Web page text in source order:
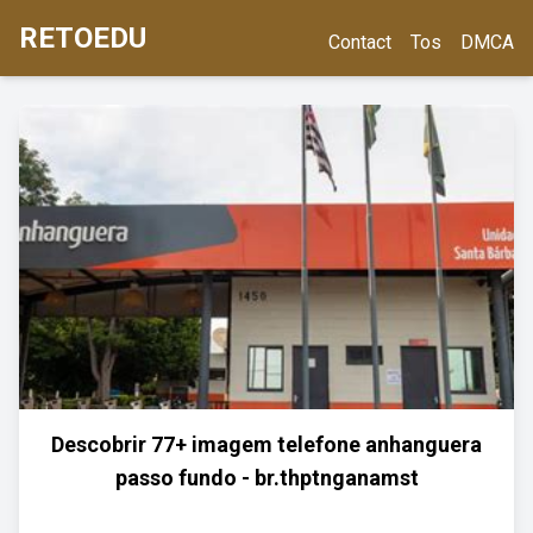
RETOEDU Contact Tos DMCA
Descobrir 77+ imagem telefone anhanguera
passo fundo - br.thptnganamst